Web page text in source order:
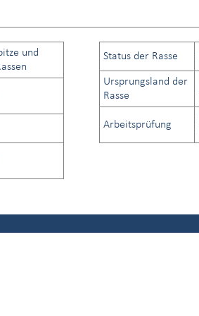
und
Status der Rasse
Ursprungsland der
Rasse
Arbeitsprüfung